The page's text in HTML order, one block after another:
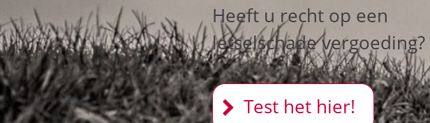
Heeft u recht op een
letselschade vergoeding?
Test het hier!